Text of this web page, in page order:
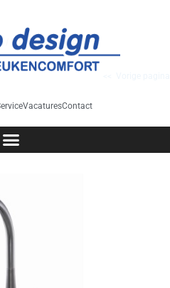
VacaturesContact
/ RID/GM Gunmetal